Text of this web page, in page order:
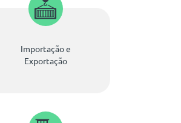
Importação e
Exportação